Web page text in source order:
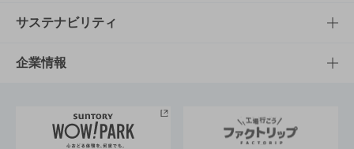
商品発売情報
栄養成分一覧
キャンペーン
工場見学
地域情報
文化・スポーツTOP
サントリーホール
サントリーサンバーズ大阪
サステナビリティ
サステナビリティTOP
サントリーが考えるサステナビリティ経営
企業情報
企業概要